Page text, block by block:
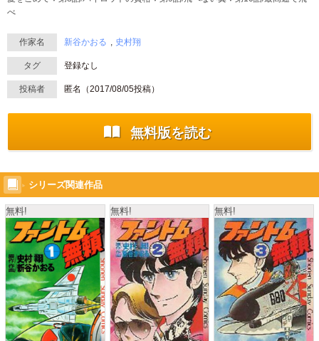
べ
作家名 新谷かおる 史村翔
タグ 登録なし
投稿者 匿名（2017/08/05投稿）
無料版を読む
シリーズ関連作品
無料! 無料! 無料!